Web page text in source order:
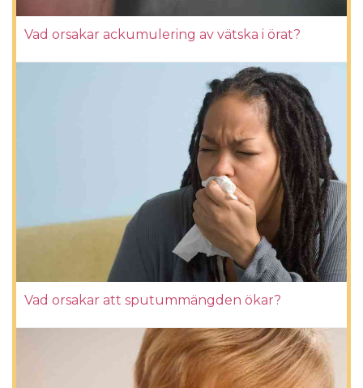
Vad orsakar ackumulering av vätska i örat?
Vad orsakar att sputummängden ökar?